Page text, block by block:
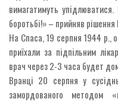
вимагатимуть
боротьбі!» – прийняв
На Спаса, 19 серпня 1944 р.,
приїхали за підпільним
врач через 2-3 часа будет
Вранці 20 серпня у
замордованого методом